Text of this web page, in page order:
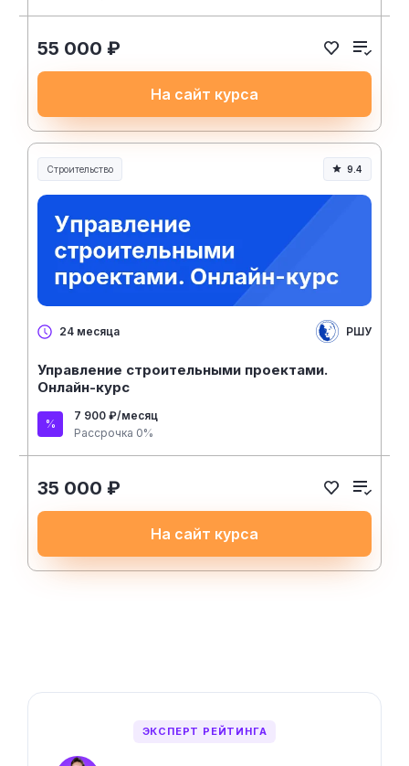
ЭКСПЕРТ РЕЙТИНГА
55 000 ₽
На сайт курса
Строительство
Строительство и инженерия
9.4
24 месяца РШУ
Управление строительными проектами.
Онлайн-курс
7 900 ₽/месяц
Рассрочка 0%
35 000 ₽
На сайт курса